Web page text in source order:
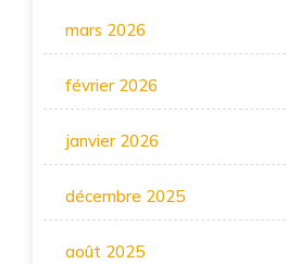
mars 2026
février 2026
janvier 2026
décembre 2025
août 2025